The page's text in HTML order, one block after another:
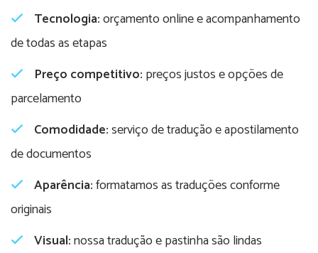
Tecnologia:orçamento online e acompanhamento
de todas as etapas
Preço competitivo: preços justos e opções de
parcelamento
Comodidade:serviço de tradução e apostilamento
de documentos
Aparência:formatamos as traduções conforme
originais
Visual:nossa tradução e pastinha são lindas